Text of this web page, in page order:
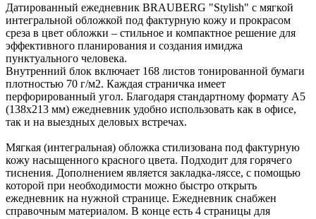
Датированный ежедневник BRAUBERG "Stylish" с мягкой
интегральной обложкой под фактурную кожу и прокрасом
среза в цвет обложки – стильное и компактное решение для
эффективного планирования и создания имиджа
пунктуального человека.
Внутренний блок включает 168 листов тонированной бумаги
плотностью 70 г/м2. Каждая страничка имеет
перфорированный угол. Благодаря стандартному формату А5
(138х213 мм) ежедневник удобно использовать как в офисе,
так и на выездных деловых встречах.
Мягкая (интегральная) обложка стилизована под фактурную
кожу насыщенного красного цвета. Подходит для горячего
тиснения. Дополнением является закладка-ляссе, с помощью
которой при необходимости можно быстро открыть
ежедневник на нужной странице. Ежедневник снабжен
справочным материалом. В конце есть 4 страницы для